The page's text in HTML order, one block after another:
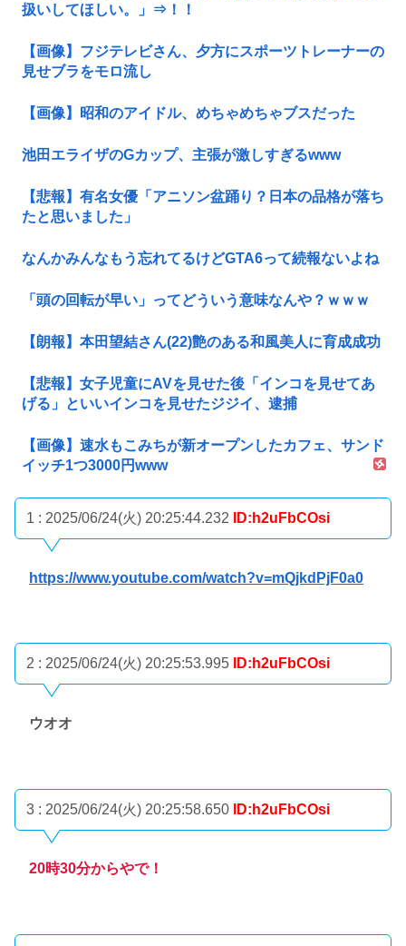
扱いしてほしい。」⇒！！
【画像】フジテレビさん、夕方にスポーツトレーナーの
見せブラをモロ流し
【画像】昭和のアイドル、めちゃめちゃブスだった
池田エライザのGカップ、主張が激しすぎるwww
【悲報】有名女優「アニソン盆踊り？日本の品格が落ち
たと思いました」
なんかみんなもう忘れてるけどGTA6って続報ないよね
「頭の回転が早い」ってどういう意味なんや？ｗｗｗ
【朗報】本田望結さん(22)艶のある和風美人に育成成功
【悲報】女子児童にAVを見せた後「インコを見せてあ
げる」といいインコを見せたジジイ、逮捕
【画像】速水もこみちが新オープンしたカフェ、サンド
イッチ1つ3000円www
1 : 2025/06/24(火) 20:25:44.232 ID:h2uFbCOsi
https://www.youtube.com/watch?v=mQjkdPjF0a0
2 : 2025/06/24(火) 20:25:53.995 ID:h2uFbCOsi
ウオオ
3 : 2025/06/24(火) 20:25:58.650 ID:h2uFbCOsi
20時30分からやで！